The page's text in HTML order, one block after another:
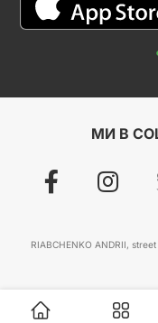
МИ В
RIABCHENKO ANDRII,